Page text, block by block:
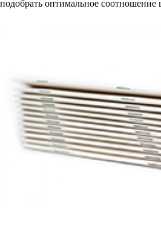
подобрать оптимальное